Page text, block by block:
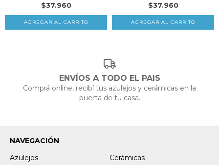
$37.960 $37.960
ENVÍOS A TODO EL PAIS
Comprá online, recibí tus azulejos y cerámicas en la
puerta de tu casa.
NAVEGACIÓN
Azulejos
Cerámicas